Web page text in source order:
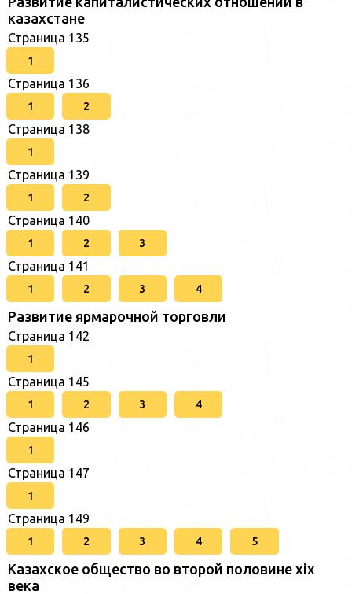
казахстане
Страница 135
1
Страница 136
1 2
Страница 138
1
Страница 139
1 2
Страница 140
1 2 3
Страница 141
1 2 3 4
Развитие ярмарочной торговли
Страница 142
1
Страница 145
1 2 3 4
Страница 146
1
Страница 147
1
Страница 149
1 2 3 4 5
Казахское общество во второй половине хіх
века